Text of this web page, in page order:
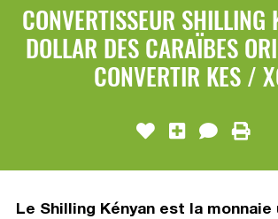
CONVERTISSEUR SHILLING
DOLLAR DES CARAÏBES
CONVERTIR KES /
Le Shilling Kényan est la